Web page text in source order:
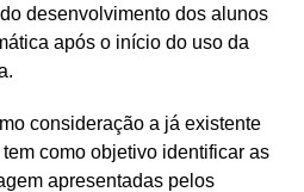
desenvolvimento dos alunos
consideração a já existente
como objetivo identificar as
apresentadas pelos